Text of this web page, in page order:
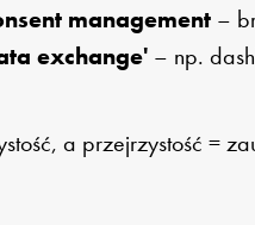
management –
exchange' – np.
a przejrzystość =